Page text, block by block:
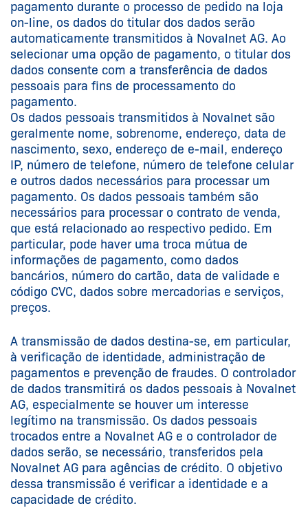
pagamento durante o processo de pedido na loja
on-line, os dados do titular dos dados serão
automaticamente transmitidos à Novalnet AG. Ao
selecionar uma opção de pagamento, o titular dos
dados consente com a transferência de dados
pessoais para fins de processamento do
pagamento.
Os dados pessoais transmitidos à Novalnet são
geralmente nome, sobrenome, endereço, data de
nascimento, sexo, endereço de e-mail, endereço
IP, número de telefone, número de telefone celular
e outros dados necessários para processar um
pagamento. Os dados pessoais também são
necessários para processar o contrato de venda,
que está relacionado ao respectivo pedido. Em
particular, pode haver uma troca mútua de
informações de pagamento, como dados
bancários, número do cartão, data de validade e
código CVC, dados sobre mercadorias e serviços,
preços.
A transmissão de dados destina-se, em particular,
à verificação de identidade, administração de
pagamentos e prevenção de fraudes. O controlador
de dados transmitirá os dados pessoais à Novalnet
AG, especialmente se houver um interesse
legítimo na transmissão. Os dados pessoais
trocados entre a Novalnet AG e o controlador de
dados serão, se necessário, transferidos pela
Novalnet AG para agências de crédito. O objetivo
dessa transmissão é verificar a identidade e a
capacidade de crédito.